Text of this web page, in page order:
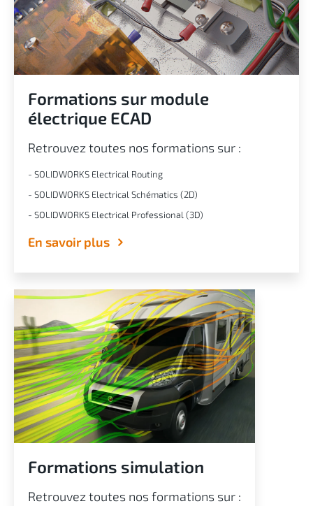
Formations sur module
électrique ECAD
Retrouvez toutes nos formations sur :
- SOLIDWORKS Electrical Routing
- SOLIDWORKS Electrical Schématics (2D)
- SOLIDWORKS Electrical Professional (3D)
En savoir plus
Formations simulation
Retrouvez toutes nos formations sur :